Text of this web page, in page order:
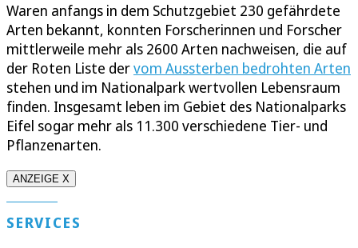
Waren anfangs in dem Schutzgebiet 230 gefährdete
Arten bekannt, konnten Forscherinnen und Forscher
mittlerweile mehr als 2600 Arten nachweisen, die auf
der Roten Liste dervom Aussterben bedrohten Arten
stehen und im Nationalpark wertvollen Lebensraum
finden. Insgesamt leben im Gebiet des Nationalparks
Eifel sogar mehr als 11.300 verschiedene Tier- und
Pflanzenarten.
ANZEIGE X
SERVICES